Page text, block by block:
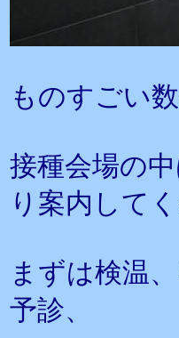
ものすごい
接種会場の
り案内してく
まずは検温
予診、